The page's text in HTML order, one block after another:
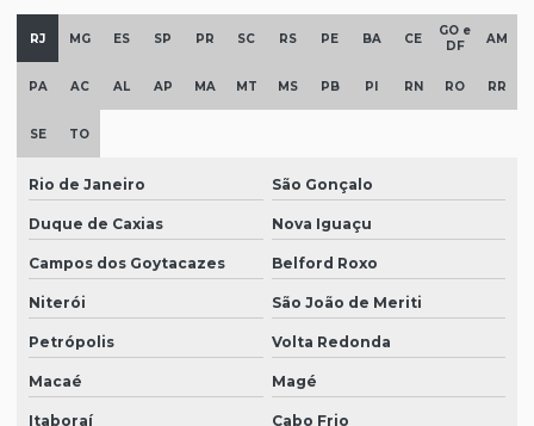
RJ MG ES SP PR SC RS PE BA CE
GO e
DF
AM
PA AC AL AP MA MT MS PB PI RN RO RR
SE TO
Rio de Janeiro São Gonçalo
Duque de Caxias Nova Iguaçu
Campos dos Goytacazes Belford Roxo
Niterói São João de Meriti
Petrópolis Volta Redonda
Macaé Magé
Itaboraí Cabo Frio